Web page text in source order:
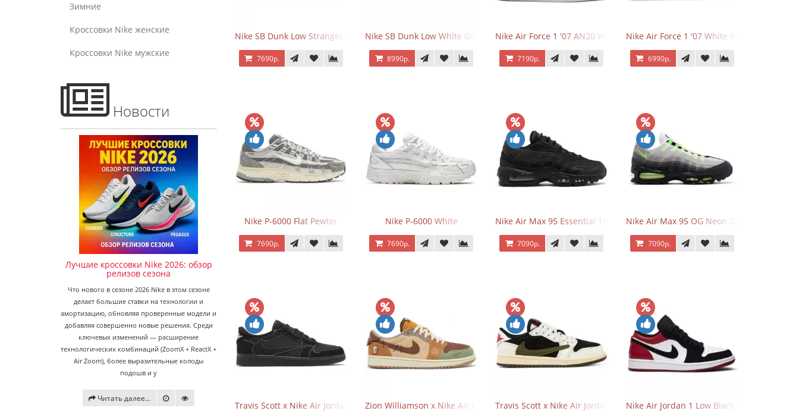
Зимние
Кроссовки Nike женские
Кроссовки Nike мужские
Новости
Лучшие кроссовки Nike 2026: обзор
релизов сезона
Что нового в сезоне 2026 Nike в этом сезоне
делает большие ставки на технологии и
амортизацию, обновляя проверенные модели и
добавляя совершенно новые решения. Среди
ключевых изменений — расширение
технологических комбинаций (ZoomX + ReactX +
Air Zoom), более выразительные колоды
подошв и у
Читать далее...
Nike SB Dunk Low StrangeLove Valentine's Day
7690р.
Nike SB Dunk Low White Gum
8990р.
Nike Air Force 1 '07 AN20 White Black
7190р.
Nike Air Force 1 '07 White Black
6990р.
Nike P-6000 Flat Pewter
7690р.
Nike P-6000 White
7690р.
Nike Air Max 95 Essential Triple Black
7090р.
Nike Air Max 95 OG Neon 2025
7090р.
Travis Scott x Nike Air Jordan 1 Retro Low OG SP Black Phantom
Zion Williamson x Nike Air Jordan 1 Retro Low OG VoodooTravis Scott x Nike Air Jordan 1 Retro Low OG SP Olive
Nike Air Jordan 1 Low Black Toe